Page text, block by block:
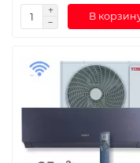
В